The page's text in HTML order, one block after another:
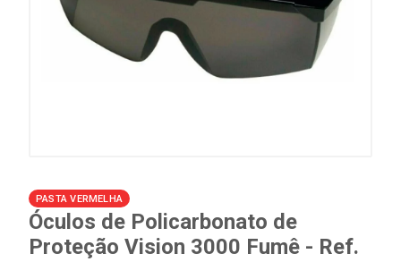
PASTA VERMELHA
Óculos de Policarbonato de
Proteção Vision 3000 Fumê - Ref.